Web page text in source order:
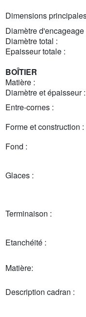
Dimensions
Diamètre d'encageage
Diamètre total :
Epaisseur totale :
BOÎTIER
Matière :
Diamètre et épaisseur :
Entre-cornes :
Forme et construction :
Fond :
Glaces :
Terminaison :
Etanchéité :
Matière:
Description cadran :